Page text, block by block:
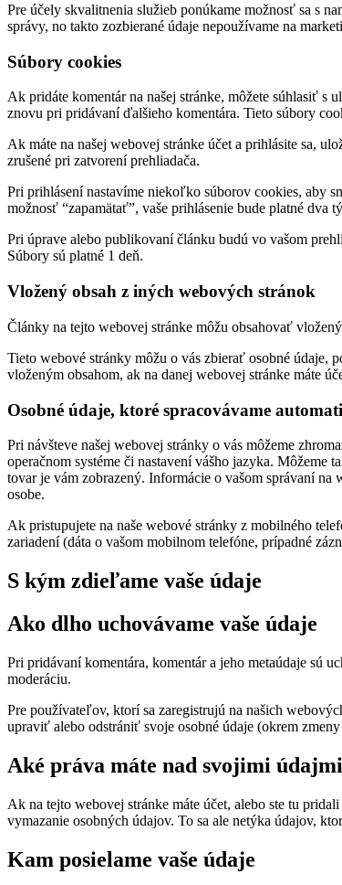
Pre účely skvalitnenia služieb ponúkame možnosť sa s
správy, no takto zozbierané údaje nepoužívame na
Súbory cookies
Ak pridáte komentár na našej stránke, môžete súhlasiť s
znovu pri pridávaní ďalšieho komentára. Tieto súbory
Ak máte na našej webovej stránke účet a prihlásite sa,
zrušené pri zatvorení prehliadača.
Pri prihlásení nastavíme niekoľko súborov cookies, aby
možnosť “zapamätať”, vaše prihlásenie bude platné dva
Pri úprave alebo publikovaní článku budú vo vašom
Súbory sú platné 1 deň.
Vložený obsah z iných webových stránok
Články na tejto webovej stránke môžu obsahovať
Tieto webové stránky môžu o vás zbierať osobné údaje,
vloženým obsahom, ak na danej webovej stránke máte
Osobné údaje, ktoré spracovávame
Pri návšteve našej webovej stránky o vás môžeme
operačnom systéme či nastavení vášho jazyka. Môžeme
tovar je vám zobrazený. Informácie o vašom správaní
osobe.
Ak pristupujete na naše webové stránky z mobilného
zariadení (dáta o vašom mobilnom telefóne, prípadné
S kým zdieľame vaše údaje
Ako dlho uchovávame vaše údaje
Pri pridávaní komentára, komentár a jeho metaúdaje sú
moderáciu.
Pre používateľov, ktorí sa zaregistrujú na našich
upraviť alebo odstrániť svoje osobné údaje (okrem
Aké práva máte nad svojimi údajmi
Ak na tejto webovej stránke máte účet, alebo ste tu
vymazanie osobných údajov. To sa ale netýka údajov,
Kam posielame vaše údaje